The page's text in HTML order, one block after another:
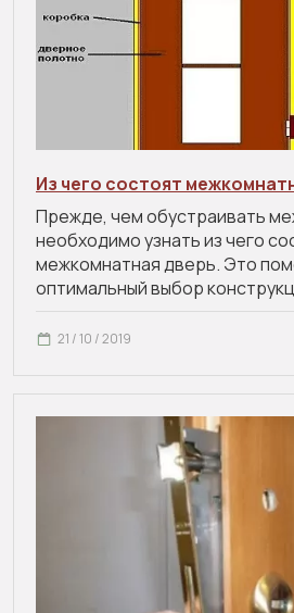
Из чего состоят
Прежде, чем обустраивать
необходимо узнать из чего
межкомнатная дверь. Это
оптимальный выбор
21 / 10 / 2019